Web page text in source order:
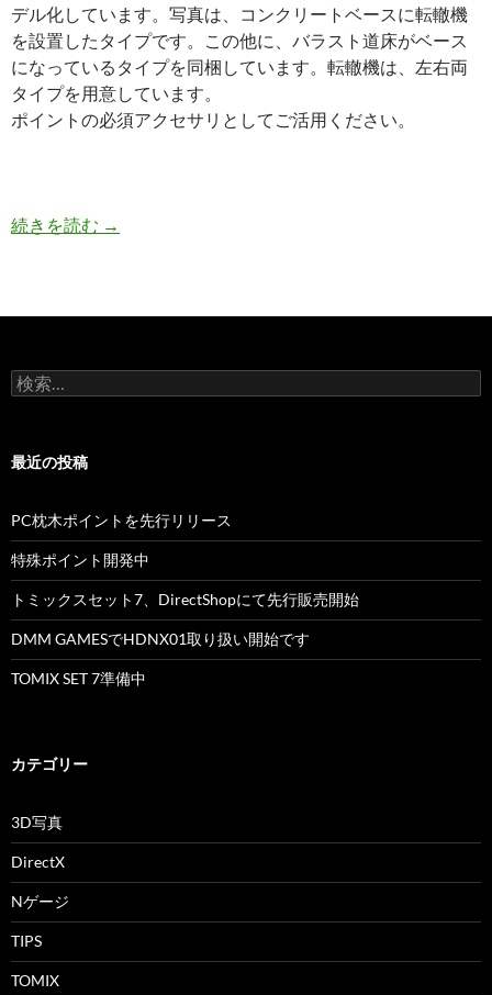
デル化しています。写真は、コンクリートベースに転轍機
を設置したタイプです。この他に、バラスト道床がベース
になっているタイプを同梱しています。転轍機は、左右両
タイプを用意しています。
ポイントの必須アクセサリとしてご活用ください。
続きを読む ストラクチャー/アクセサリー新製品
→
検
索:
最近の投稿
PC枕木ポイントを先行リリース
特殊ポイント開発中
トミックスセット7、DirectShopにて先行販売開始
DMM GAMESでHDNX01取り扱い開始です
TOMIX SET 7準備中
カテゴリー
3D写真
DirectX
Nゲージ
TIPS
TOMIX